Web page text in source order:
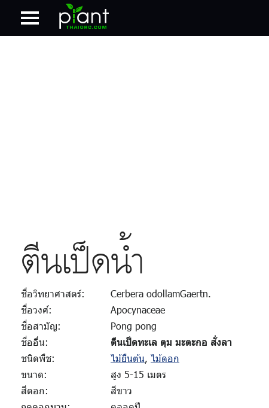
ตีนเป็ดน้ำ
ชื่อวิทยาศาสตร์:
Cerbera odollamGaertn.
ชื่อวงศ์:
Apocynaceae
ชื่อสามัญ:
Pong pong
ชื่ออื่น:
ตีนเป็ดทะเล ตุม มะตะกอ สั่งลา
ชนิดพืช:
ไม้ยืนต้น, ไม้ดอก
ขนาด:
สูง 5-15 เมตร
สีดอก:
สีขาว